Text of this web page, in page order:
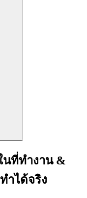
นที่ทำงาน &
ำได้จริง